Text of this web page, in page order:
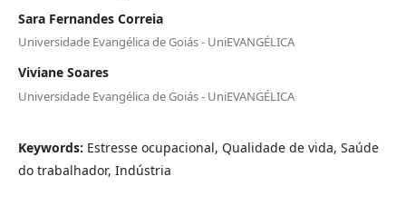
Sara Fernandes Correia
Universidade Evangélica de Goiás - UniEVANGÉLICA
Viviane Soares
Universidade Evangélica de Goiás - UniEVANGÉLICA
Keywords: Estresse ocupacional, Qualidade de vida, Saúde
do trabalhador, Indústria